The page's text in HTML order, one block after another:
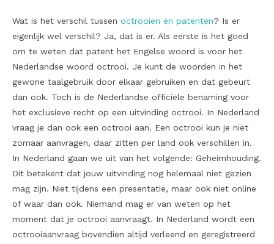
Wat is het verschil tussen octrooien en patenten? Is er
eigenlijk wel verschil? Ja, dat is er. Als eerste is het goed
om te weten dat patent het Engelse woord is voor het
Nederlandse woord octrooi. Je kunt de woorden in het
gewone taalgebruik door elkaar gebruiken en dat gebeurt
dan ook. Toch is de Nederlandse officiële benaming voor
het exclusieve recht op een uitvinding octrooi. In Nederland
vraag je dan ook een octrooi aan. Een octrooi kun je niet
zomaar aanvragen, daar zitten per land ook verschillen in.
In Nederland gaan we uit van het volgende: Geheimhouding.
Dit betekent dat jouw uitvinding nog helemaal niet gezien
mag zijn. Niet tijdens een presentatie, maar ook niet online
of waar dan ook. Niemand mag er van weten op het
moment dat je octrooi aanvraagt. In Nederland wordt een
octrooiaanvraag bovendien altijd verleend en geregistreerd